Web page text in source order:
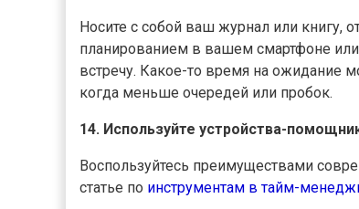
Носите с собой ваш журнал или книгу,
планированием в вашем смартфоне
встречу. Какое-то время на ожидание
когда меньше очередей или пробок.
14. Используйте устройства-
Воспользуйтесь преимуществами
статье по инструментам в тайм-